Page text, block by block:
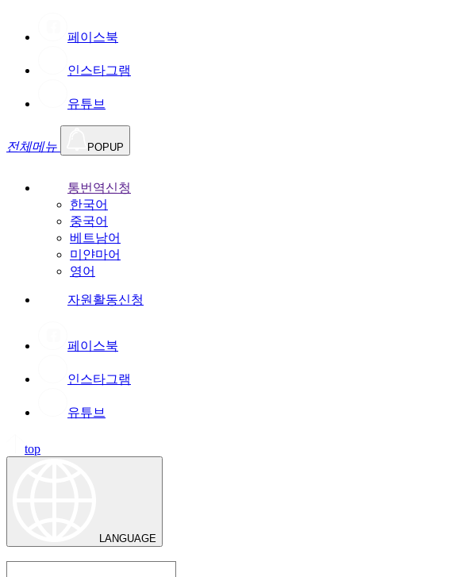
페이스북
인스타그램
유튜브
전체메뉴 POPUP
통번역신청
한국어
중국어
베트남어
미얀마어
영어
자원활동신청
페이스북
인스타그램
유튜브
top
LANGUAGE